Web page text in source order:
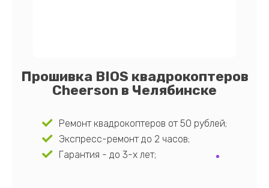
Прошивка BIOS квадрокоптеров
Cheerson в Челябинске
Ремонт квадрокоптеров от 50 рублей;
Экспресс-ремонт до 2 часов;
Гарантия - до 3-х лет;